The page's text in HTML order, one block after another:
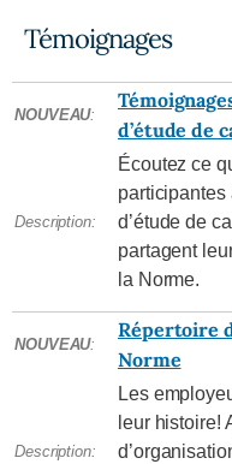
Témoignages
NOUVEAU:
d’étude de
Description:
Écoutez ce
participantes
d’étude de
partagent
la Norme.
NOUVEAU:
Répertoire
Norme
Description:
Les
leur histoire!